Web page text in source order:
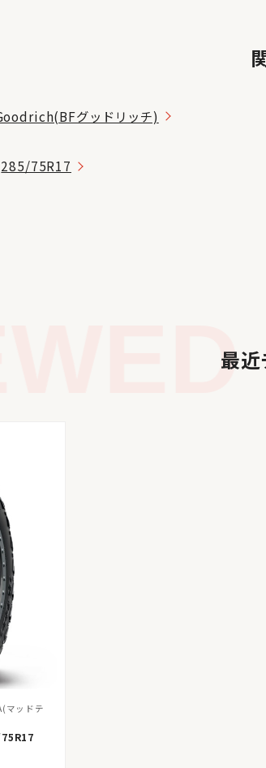
グッドリッチ)
285/75R17
最
マッドテ